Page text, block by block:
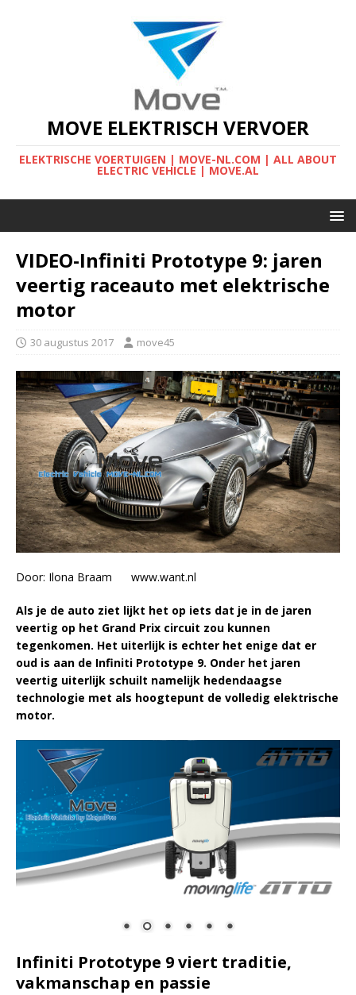
MOVE ELEKTRISCH VERVOER
ELEKTRISCHE VOERTUIGEN | MOVE-NL.COM | ALL ABOUT
ELECTRIC VEHICLE | MOVE.AL
VIDEO-Infiniti Prototype 9: jaren
veertig raceauto met elektrische
motor
30 augustus 2017 move45
Door: Ilona Braam www.want.nl
Als je de auto ziet lijkt het op iets dat je in de jaren
veertig op het Grand Prix circuit zou kunnen
tegenkomen. Het uiterlijk is echter het enige dat er
oud is aan de Infiniti Prototype 9. Onder het jaren
veertig uiterlijk schuilt namelijk hedendaagse
technologie met als hoogtepunt de volledig elektrische
motor.
Infiniti Prototype 9 viert traditie,
vakmanschap en passie